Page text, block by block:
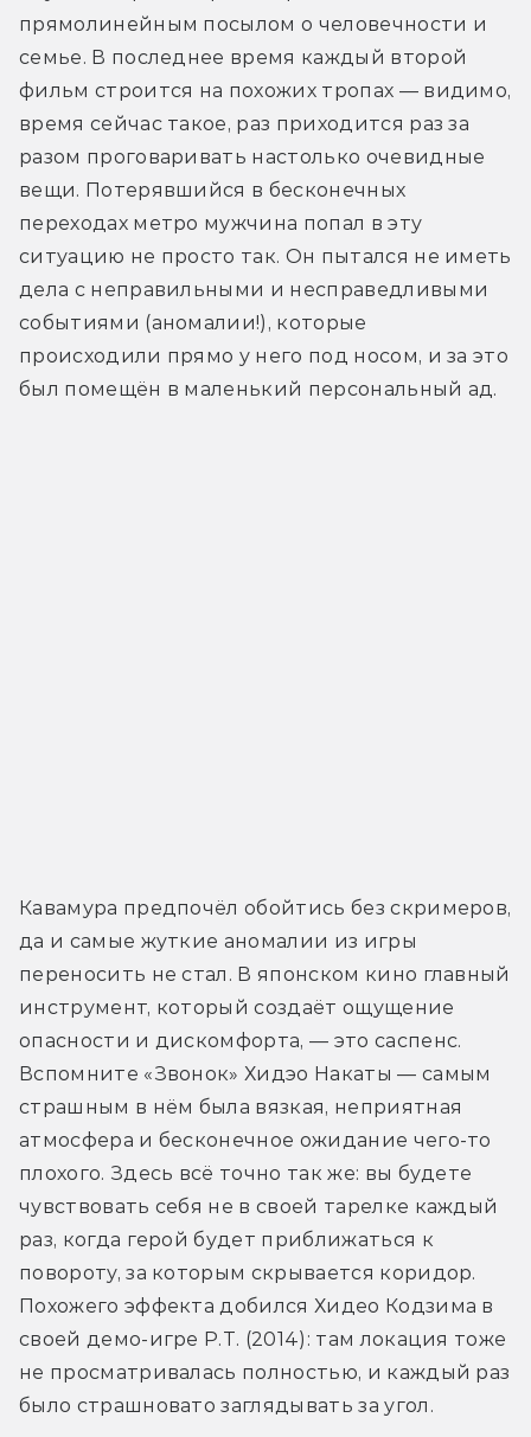
прямолинейным посылом о человечности и
семье. В последнее время каждый второй
фильм строится на похожих тропах — видимо,
время сейчас такое, раз приходится раз за
разом проговаривать настолько очевидные
вещи. Потерявшийся в бесконечных
переходах метро мужчина попал в эту
ситуацию не просто так. Он пытался не иметь
дела с неправильными и несправедливыми
событиями (аномалии!), которые
происходили прямо у него под носом, и за это
был помещён в маленький персональный ад.
Кавамура предпочёл обойтись без скримеров,
да и самые жуткие аномалии из игры
переносить не стал. В японском кино главный
инструмент, который создаёт ощущение
опасности и дискомфорта, — это саспенс.
Вспомните «Звонок» Хидэо Накаты — самым
страшным в нём была вязкая, неприятная
атмосфера и бесконечное ожидание чего-то
плохого. Здесь всё точно так же: вы будете
чувствовать себя не в своей тарелке каждый
раз, когда герой будет приближаться к
повороту, за которым скрывается коридор.
Похожего эффекта добился Хидео Кодзима в
своей демо-игре P.T. (2014): там локация тоже
не просматривалась полностью, и каждый раз
было страшновато заглядывать за угол.